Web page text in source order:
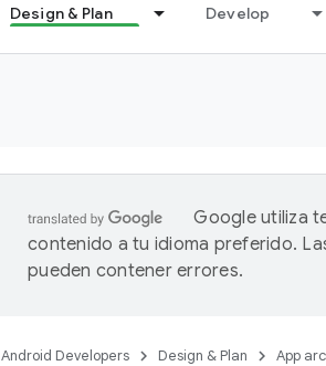
Design & Plan Develop
Google utiliza
contenido a tu idioma preferido.
pueden contener errores.
Android Developers Design & Plan App